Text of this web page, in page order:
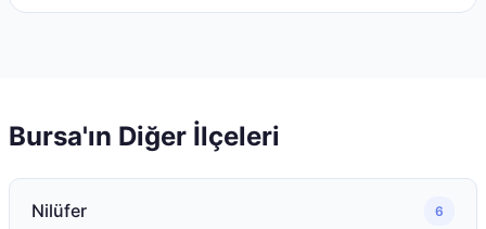
Bursa'ın Diğer İlçeleri
Nilüfer 6